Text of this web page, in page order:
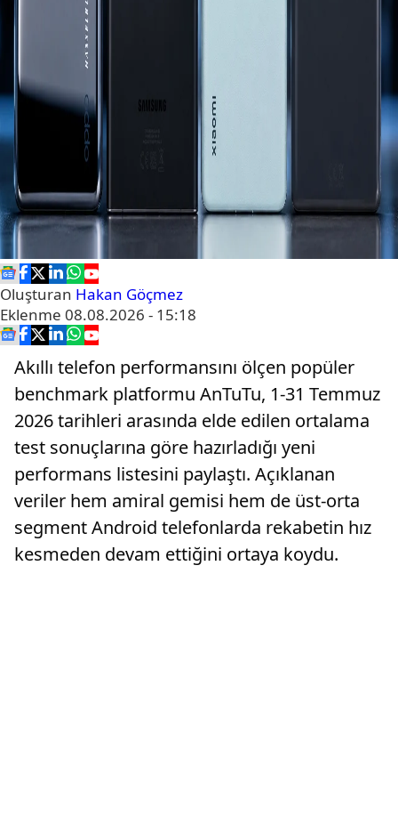
Oluşturan Hakan Göçmez
Eklenme 08.08.2026 - 15:18
Akıllı telefon performansını ölçen popüler
benchmark platformu AnTuTu, 1-31 Temmuz
2026 tarihleri arasında elde edilen ortalama
test sonuçlarına göre hazırladığı yeni
performans listesini paylaştı. Açıklanan
veriler hem amiral gemisi hem de üst-orta
segment Android telefonlarda rekabetin hız
kesmeden devam ettiğini ortaya koydu.